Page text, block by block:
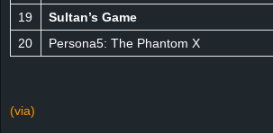
19
Sultan’s Game
20
Persona5: The Phantom X
(via)